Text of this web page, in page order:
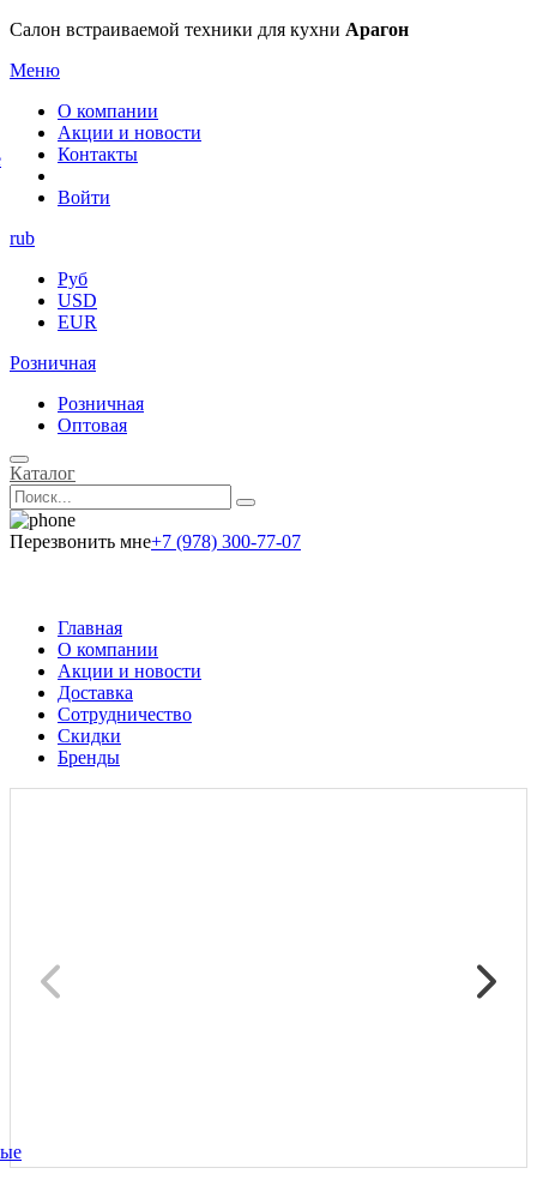
Салон встраиваемой техники для кухни Арагон
Меню
О компании
Акции и новости
Контакты
Войти
rub
Руб
USD
EUR
Розничная
Розничная
Оптовая
Каталог
Перезвонить мне+7 (978) 300-77-07
Главная
О компании
Акции и новости
Доставка
Сотрудничество
Скидки
Бренды